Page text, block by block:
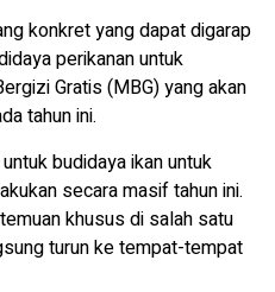
konkret yang dapat digarap
perikanan untuk
Gratis (MBG) yang akan
tahun ini.
budidaya ikan untuk
secara masif tahun ini.
khusus di salah satu
turun ke tempat-tempat